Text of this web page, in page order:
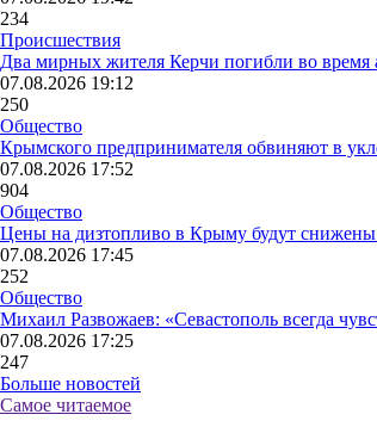
234
Происшествия
Два мирных жителя Керчи погибли во время
07.08.2026 19:12
250
Общество
Крымского предпринимателя обвиняют в
07.08.2026 17:52
904
Общество
Цены на дизтопливо в Крыму будут снижены
07.08.2026 17:45
252
Общество
Михаил Развожаев: «Севастополь всегда
07.08.2026 17:25
247
Больше новостей
Самое читаемое